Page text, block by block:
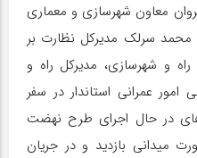
معاون شهرسازی و معماری
محمد سرلک مدیرکل نظارت بر
و شهرسازی، مدیرکل راه و
عمرانی استاندار در سفر
در حال اجرای طرح نهضت
میدانی بازدید و در جریان